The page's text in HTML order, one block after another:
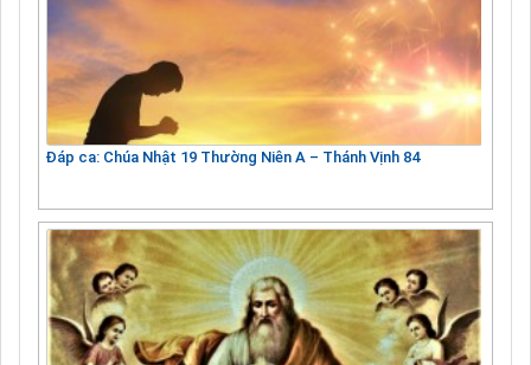
Đáp ca: Chúa Nhật 19 Thường Niên A – Thánh Vịnh 84